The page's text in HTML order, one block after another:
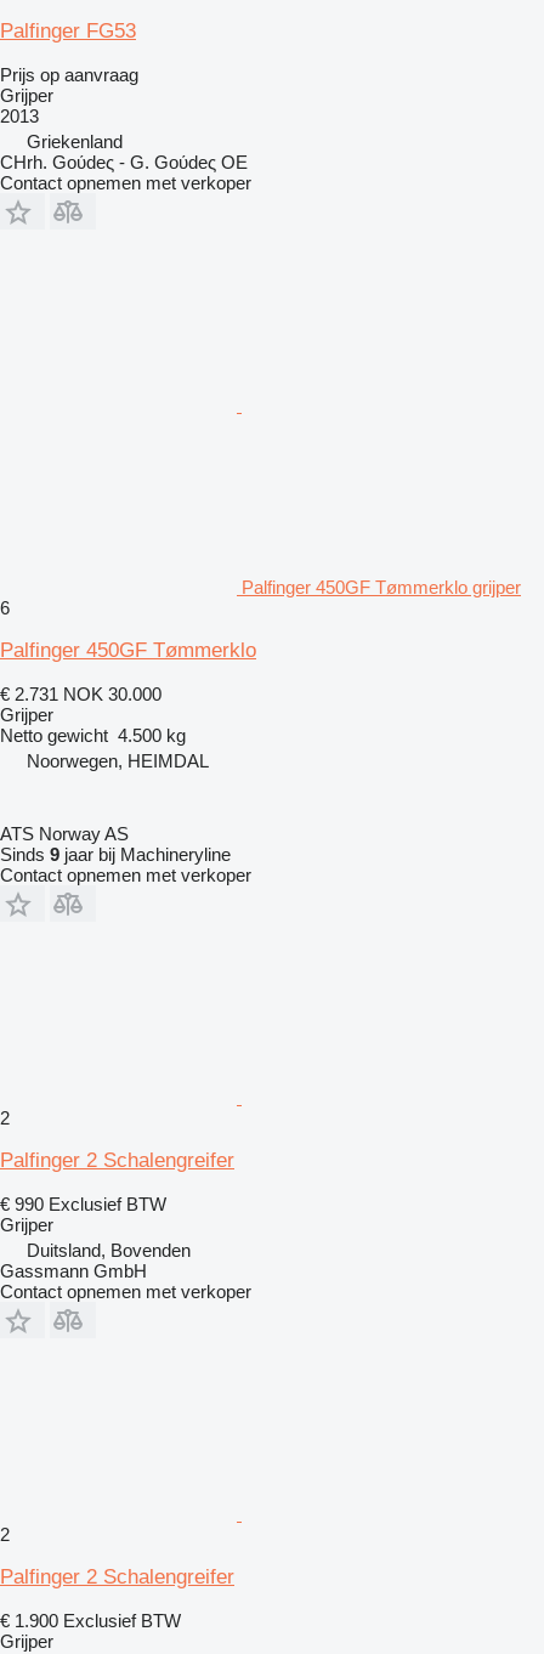
Palfinger FG53
Prijs op aanvraag
Grijper
2013
Griekenland
CHrh. Goύdeς - G. Goύdeς OE
Contact opnemen met verkoper
Palfinger 450GF Tømmerklo grijper
6
Palfinger 450GF Tømmerklo
€ 2.731 NOK 30.000
Grijper
Netto gewicht 4.500 kg
Noorwegen, HEIMDAL
ATS Norway AS
Sinds 9 jaar bij Machineryline
Contact opnemen met verkoper
2
Palfinger 2 Schalengreifer
€ 990 Exclusief BTW
Grijper
Duitsland, Bovenden
Gassmann GmbH
Contact opnemen met verkoper
2
Palfinger 2 Schalengreifer
€ 1.900 Exclusief BTW
Grijper